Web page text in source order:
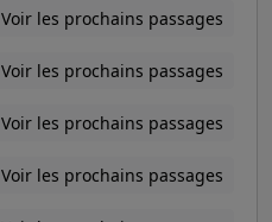
Voir les prochains passages
Voir les prochains passages
Voir les prochains passages
Voir les prochains passages